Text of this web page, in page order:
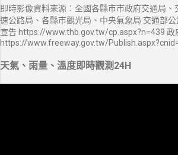
即時影像資料來源：全國各縣市市政府交通局、
速公路局、各縣市觀光局、中央氣象局 交通部
宣告 https://www.thb.gov.tw/cp.aspx?n=439 政
https://www.freeway.gov.tw/
天氣、雨量、溫度即時觀測24H